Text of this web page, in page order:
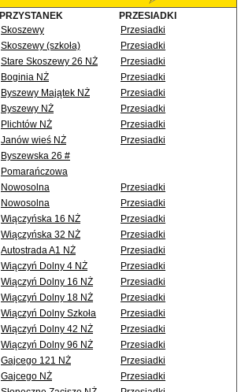
PRZYSTANEK
PRZESIADKI
Skoszewy
Przesiadki
Skoszewy (szkoła)
Przesiadki
Stare Skoszewy 26 NŻ
Przesiadki
Boginia NŻ
Przesiadki
Byszewy Majątek NŻ
Przesiadki
Byszewy NŻ
Przesiadki
Plichtów NŻ
Przesiadki
Janów wieś NŻ
Przesiadki
Byszewska 26 #
Pomarańczowa
Nowosolna
Przesiadki
Nowosolna
Przesiadki
Wiączyńska 16 NŻ
Przesiadki
Wiączyńska 32 NŻ
Przesiadki
Autostrada A1 NŻ
Przesiadki
Wiączyń Dolny 4 NŻ
Przesiadki
Wiączyń Dolny 16 NŻ
Przesiadki
Wiączyń Dolny 18 NŻ
Przesiadki
Wiączyń Dolny Szkoła
Przesiadki
Wiączyń Dolny 42 NŻ
Przesiadki
Wiączyń Dolny 96 NŻ
Przesiadki
Gajcego 121 NŻ
Przesiadki
Gajcego NŻ
Przesiadki